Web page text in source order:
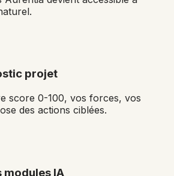
projet
score 0-100, vos forces, vos
des actions ciblées.
modules IA